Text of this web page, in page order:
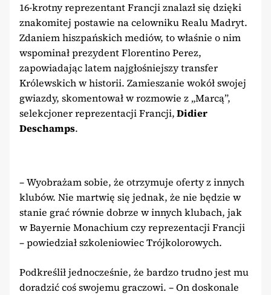
16-krotny reprezentant Francji znalazł się dzięki
znakomitej postawie na celowniku Realu Madryt.
Zdaniem hiszpańskich mediów, to właśnie o nim
wspominał prezydent Florentino Perez,
zapowiadając latem najgłośniejszy transfer
Królewskich w historii. Zamieszanie wokół swojej
gwiazdy, skomentował w rozmowie z „Marcą”,
selekcjoner reprezentacji Francji,Didier
Deschamps.
– Wyobrażam sobie, że otrzymuje oferty z innych
klubów. Nie martwię się jednak, że nie będzie w
stanie grać równie dobrze w innych klubach, jak
w Bayernie Monachium czy reprezentacji Francji
– powiedział szkoleniowiec Trójkolorowych.
Podkreślił jednocześnie, że bardzo trudno jest mu
doradzić coś swojemu graczowi. – On doskonale